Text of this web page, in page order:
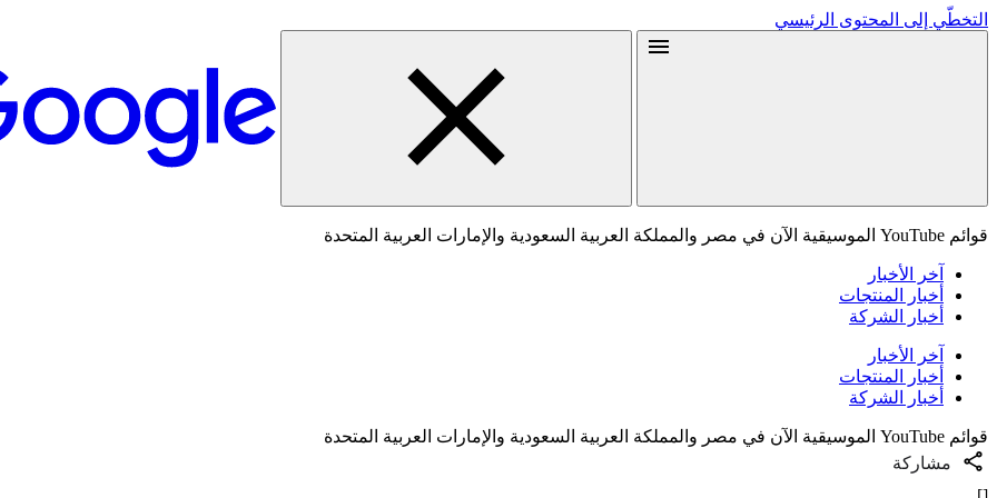
التخطّي إلى المحتوى الرئيسي
قوائم YouTube الموسيقية الآن في مصر والمملكة العربية السعودية والإمارات العربية المتحدة
آخر الأخبار
أخبار المنتجات
أخبار الشركة
آخر الأخبار
أخبار المنتجات
أخبار الشركة
قوائم YouTube الموسيقية الآن في مصر والمملكة العربية السعودية والإمارات العربية المتحدة
مشاركة